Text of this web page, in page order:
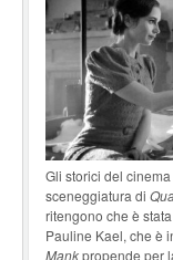
Gli storici del
sceneggiatura di
ritengono che è
Pauline Kael, che è
Mankpropende per